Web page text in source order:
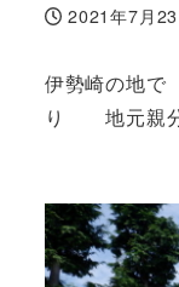
投稿日
2021年7月23
伊勢崎の地で
り 地元親